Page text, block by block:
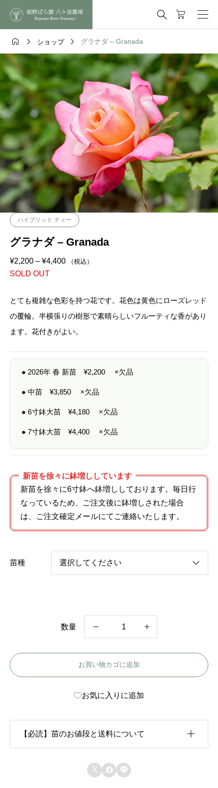

  ショップ  グラナダ – Granada
ハイブリッド ティー
グラナダ – Granada
¥2,200 – ¥4,400価
2
2
0
4
,
4
0
（税込）
SOLD OUT
とても複雑な色彩を持つ花です。花色は黄色にローズレッド
の覆輪。半横張りの樹形で素晴らしいフルーティな香があり
ます。花付きがよい。
● 2026年 春 新苗 ¥2,200 ×欠品
● 中苗 ¥3,850 ×欠品
● 6寸鉢大苗 ¥4,180 ×欠品
● 7寸鉢大苗 ¥4,400 ×欠品
新苗を徐々に鉢増ししています
新苗を徐々に6寸鉢へ鉢増ししております。毎日行
なっているため、ご注文後に鉢増しされた場合
は、ご注文確定メールにてご連絡いたします。
苗種
数量
ナ
-
a
お買い物カゴに追加
お気に入りに追加
【必読】苗のお値段と送料について
生育状況が各苗、また季節ごとに異なるため、苗のお
での表示となっております。
  